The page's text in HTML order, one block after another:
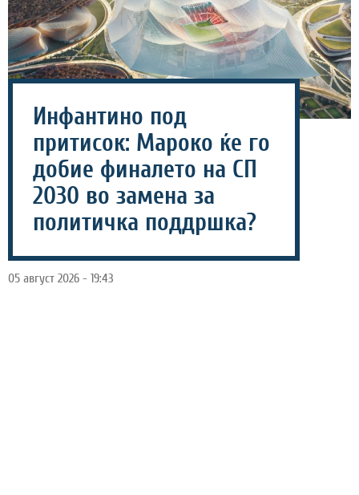
Инфантино под
притисок: Мароко ќе го
добие финалето на СП
2030 во замена за
политичка поддршка?
05 август 2026 - 19:43